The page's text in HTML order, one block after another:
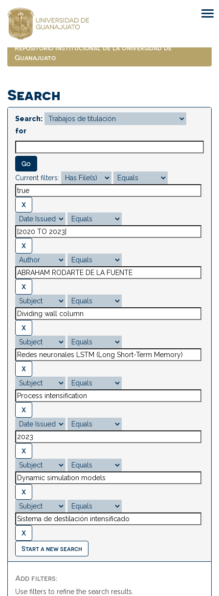
navigation
Repositorio Institucional de la Universidad de
Guanajuato
Search
Search:
for
Current filters:
Start a new search
Add filters:
Use filters to refine the search results.